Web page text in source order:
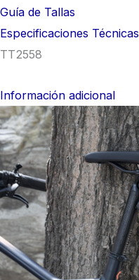
Guía de Tallas
Especificaciones Técnicas
TT2558
Información adicional